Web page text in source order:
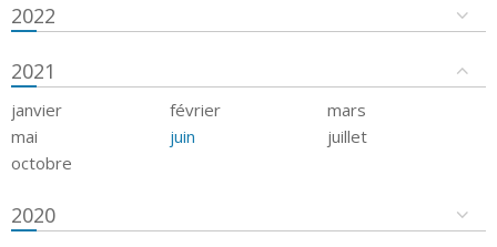
2022
2021
janvier février
mars
mai
juin
juillet
octobre
2020